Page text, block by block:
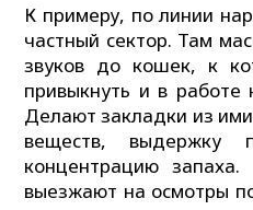
К примеру, по линии
частный сектор. Там
звуков до кошек, к
привыкнуть и в работе
Делают закладки из
веществ, выдержку
концентрацию
выезжают на осмотры